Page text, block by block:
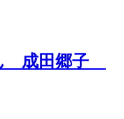
成田郷子